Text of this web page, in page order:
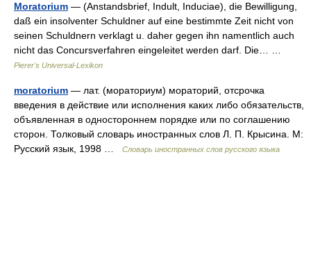
Moratorium — (Anstandsbrief, Indult, Induciae), die Bewilligung,
daß ein insolventer Schuldner auf eine bestimmte Zeit nicht von
seinen Schuldnern verklagt u. daher gegen ihn namentlich auch
nicht das Concursverfahren eingeleitet werden darf. Die… …
Pierer's Universal-Lexikon
moratorium — лат. (мораториум) мораторий, отсрочка
введения в действие или исполнения каких либо обязательств,
объявленная в одностороннем порядке или по соглашению
сторон. Толковый словарь иностранных слов Л. П. Крысина. М:
Русский язык, 1998 …
Словарь иностранных слов русского языка